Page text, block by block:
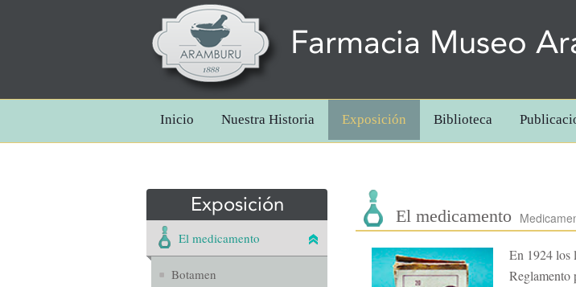
Farmacia Museo
Inicio Nuestra Historia Exposición Biblioteca
Exposición
El medicamento
Botamen
El medicamento
En 1924 los
Reglamento